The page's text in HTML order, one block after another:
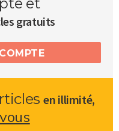
gratuits
en illimité,